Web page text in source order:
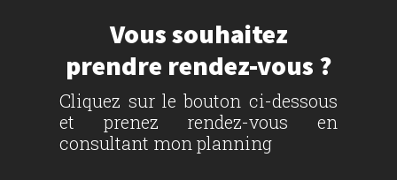
Vous souhaitez
prendre rendez-vous ?
Cliquez sur le bouton ci-dessous
et prenez rendez-vous en
consultant mon planning